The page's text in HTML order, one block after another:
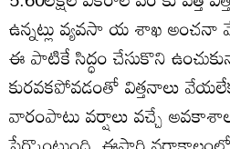
ఉన్నట్లు వ్యవసా య శాఖ అంచనా
ఈ పాటికే సిద్ధం చేసుకొని
కురవకపోవడంతో విత్తనాలు
వారంపాటు వర్షాలు వచ్చే